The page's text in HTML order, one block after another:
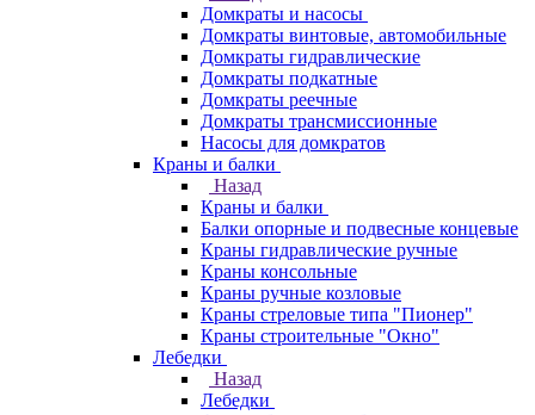
Домкраты и насосы
Домкраты винтовые, автомобильные
Домкраты гидравлические
Домкраты подкатные
Домкраты реечные
Домкраты трансмиссионные
Насосы для домкратов
Краны и балки
Назад
Краны и балки
Балки опорные и подвесные концевые
Краны гидравлические ручные
Краны консольные
Краны ручные козловые
Краны стреловые типа "Пионер"
Краны строительные "Окно"
Лебедки
Назад
Лебедки